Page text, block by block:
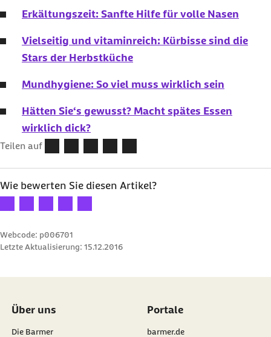
Erkältungszeit: Sanfte Hilfe für volle Nasen
Vielseitig und vitaminreich: Kürbisse sind die
Stars der Herbstküche
Mundhygiene: So viel muss wirklich sein
Hätten Sie‘s gewusst? Macht spätes Essen
wirklich dick?
Teilen auf
Wie bewerten Sie diesen Artikel?
Ihre Bewertung: 1 Stern
Ihre Bewertung: 2 Sterne
Ihre Bewertung: 3 Sterne
Ihre Bewertung: 4 Sterne
Ihre Bewertung: 5 Sterne
Webcode: p006701
Letzte Aktualisierung: 15.12.2016
Über uns
Die Barmer
Portale
barmer.de